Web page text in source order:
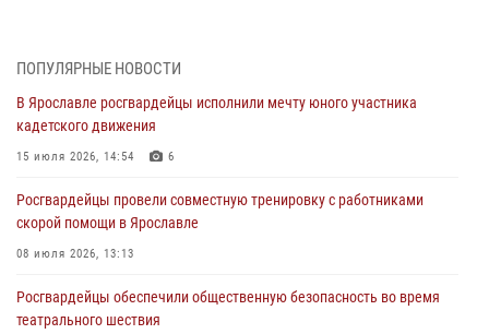
приуроченный к празднику Крещения Руси
более 250 выездов по сигналам «Тревога»
27 июля 2026, 08:59
забега в Ярославле
ПОПУЛЯРНЫЕ НОВОСТИ
В Ярославле росгвардейцы исполнили мечту юного участника
кадетского движения
15 июля 2026, 14:54 6
Росгвардейцы провели совместную тренировку с работниками
скорой помощи в Ярославле
08 июля 2026, 13:13
Росгвардейцы обеспечили общественную безопасность во время
театрального шествия